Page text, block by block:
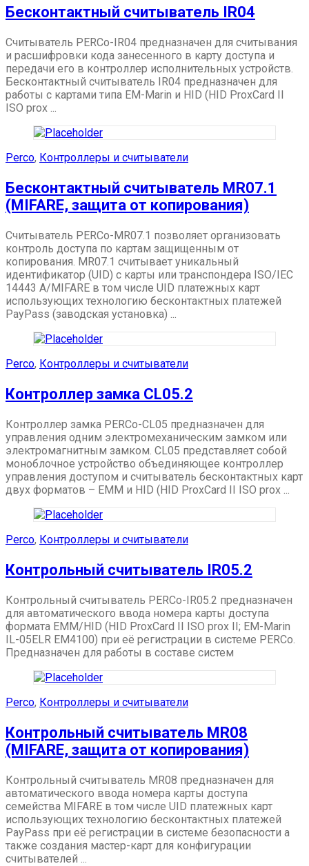
Бесконтактный считыватель IR04
Считыватель PERCo-IR04 предназначен для считывания
и расшифровки кода занесенного в карту доступа и
передачи его в контроллер исполнительных устройств.
Бесконтактный считыватель IR04 предназначен для
работы с картами типа EM-Marin и HID (HID ProxCard II
ISO prox ...
Perco, Контроллеры и считыватели
Бесконтактный считыватель MR07.1
(MIFARE, защита от копирования)
Считыватель PERCo-MR07.1 позволяет организовать
контроль доступа по картам защищенным от
копирования. MR07.1 считывает уникальный
идентификатор (UID) с карты или транспондера ISO/IEC
14443 A/MIFARE в том числе UID платежных карт
использующих технологию бесконтактных платежей
PayPass (заводская установка) ...
Perco, Контроллеры и считыватели
Контроллер замка CL05.2
Контроллер замка PERCo-CL05 предназначен для
управления одним электромеханическим замком или
электромагнитным замком. CL05 представляет собой
моноблочное устройство объединяющее контроллер
управления доступом и считыватель бесконтактных карт
двух форматов – EMM и HID (HID ProxCard II ISO prox ...
Perco, Контроллеры и считыватели
Контрольный считыватель IR05.2
Контрольный считыватель PERCo-IR05.2 предназначен
для автоматического ввода номера карты доступа
формата EMM/HID (HID ProxCard II ISO prox II; EM-Marin
IL-05ELR ЕМ4100) при её регистрации в системе PERCo.
Предназначен для работы в составе систем
Perco, Контроллеры и считыватели
Контрольный считыватель MR08
(MIFARE, защита от копирования)
Контрольный считыватель MR08 предназначен для
автоматического ввода номера карты доступа
семейства MIFARE в том числе UID платежных карт
использующих технологию бесконтактных платежей
PayPass при её регистрации в системе безопасности а
также создания мастер-карт для конфигурации
считывателей ...